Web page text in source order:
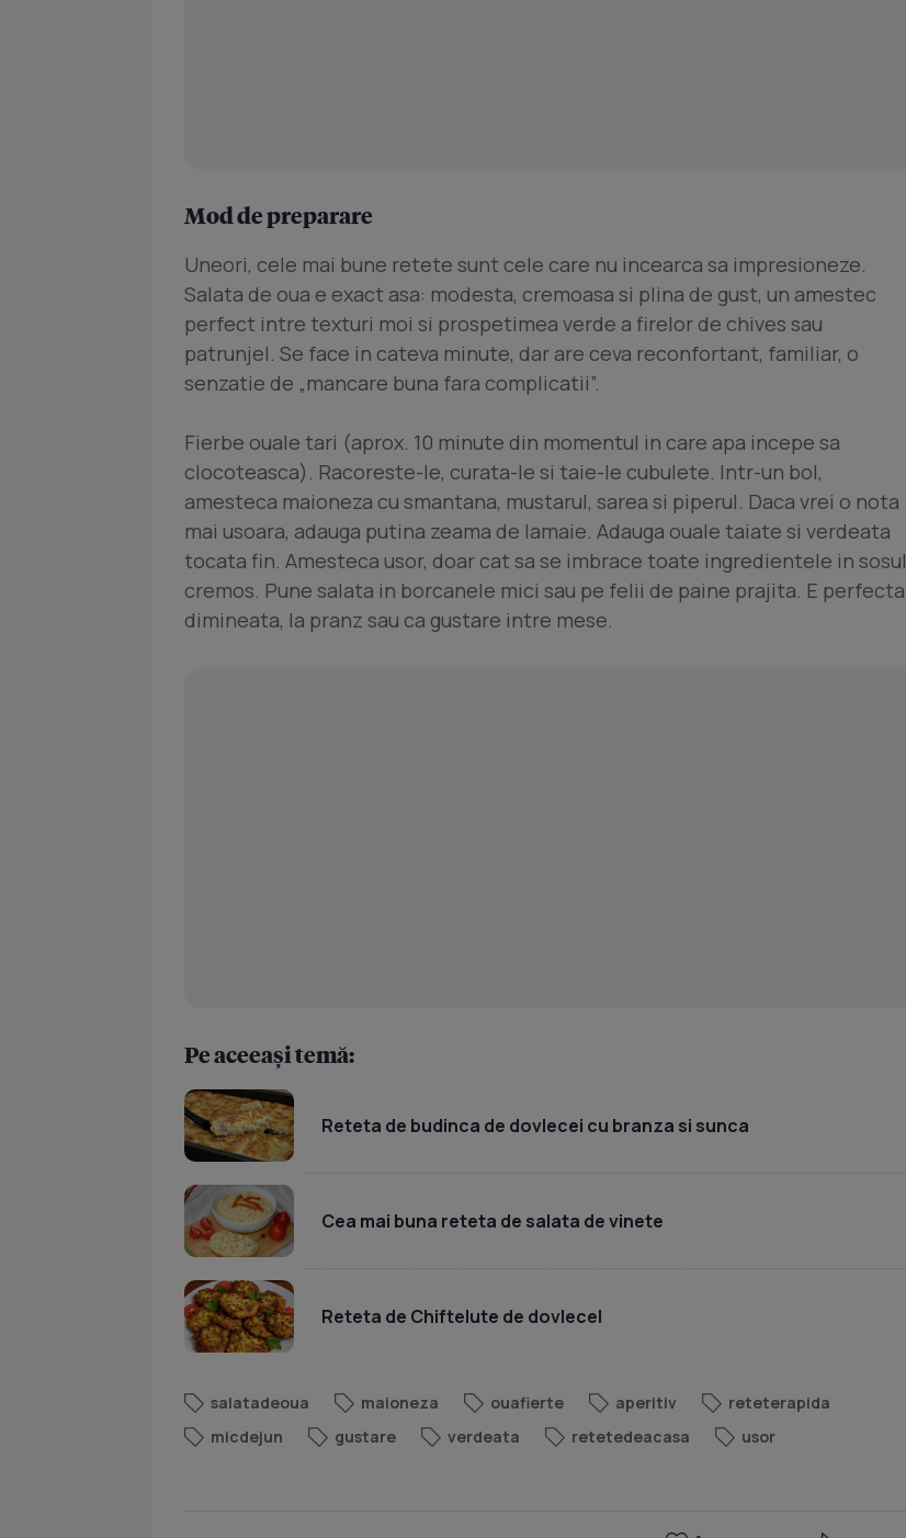
Mod de preparare
Uneori, cele mai bune retete sunt cele care nu incearca sa impresioneze.
Salata de oua e exact asa: modesta, cremoasa si plina de gust, un amestec
perfect intre texturi moi si prospetimea verde a firelor de chives sau
patrunjel. Se face in cateva minute, dar are ceva reconfortant, familiar, o
senzatie de „mancare buna fara complicatii”.
Fierbe ouale tari (aprox. 10 minute din momentul in care apa incepe sa
clocoteasca). Racoreste-le, curata-le si taie-le cubulete. Intr-un bol,
amesteca maioneza cu smantana, mustarul, sarea si piperul. Daca vrei o nota
mai usoara, adauga putina zeama de lamaie. Adauga ouale taiate si verdeata
tocata fin. Amesteca usor, doar cat sa se imbrace toate ingredientele in sosul
cremos. Pune salata in borcanele mici sau pe felii de paine prajita. E perfecta
dimineata, la pranz sau ca gustare intre mese.
Pe aceeași temă:
Reteta de budinca de dovlecei cu branza si sunca
Cea mai buna reteta de salata de vinete
Reteta de Chiftelute de dovlecel
salatadeoua maioneza ouafierte aperitiv
reteterapida
micdejun
gustare verdeata retetedeacasa usor